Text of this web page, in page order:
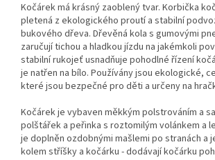
Kočárek má krásný zaoblený tvar. Korbička
pletená z ekologického proutí a stabilní
bukového dřeva. Dřevěná kola s gumovými
zaručují tichou a hladkou jízdu na jakémkoli
stabilní rukojeť usnadňuje pohodlné řízení
je natřen na bílo. Používány jsou ekologické,
které jsou bezpečné pro děti a určeny na
Kočárek je vybaven měkkým polstrováním a
polštářek a peřinka s roztomilým volánkem a
je doplněn ozdobnými mašlemi po stranách a
kolem stříšky a kočárku - dodávají kočárku